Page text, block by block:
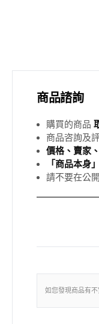
商品諮詢
購買的商品
商品咨詢及
價格、賣家
「商品本身
請不要在公
如您發現商品有